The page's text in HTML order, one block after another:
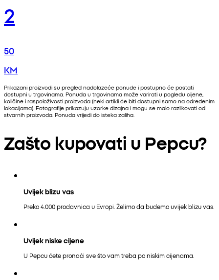
2
50
KM
Prikazani proizvodi su pregled nadolazeće ponude i postupno će postati
dostupni u trgovinama. Ponuda u trgovinama može varirati u pogledu cijene,
količine i raspoloživosti proizvoda (neki artikli će biti dostupni samo na određenim
lokacijama). Fotografije prikazuju uzorke dizajna i mogu se malo razlikovati od
stvarnih proizvoda. Ponuda vrijedi do isteka zaliha.
Zašto kupovati u Pepcu?
Uvijek blizu vas
Preko 4.000 prodavnica u Evropi. Želimo da budemo uvijek blizu vas.
Uvijek niske cijene
U Pepcu ćete pronaći sve što vam treba po niskim cijenama.